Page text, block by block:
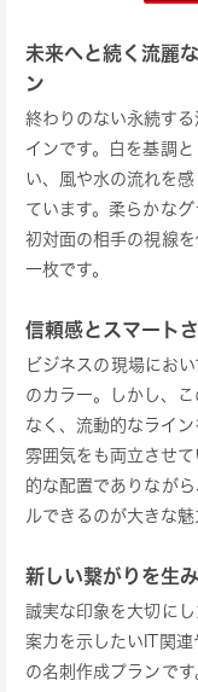
未来へと続く流麗
ン
終わりのない永続す
インです。白を基調
い、風や水の流れを
ています。柔らかな
初対面の相手の視線
一枚です。
信頼感とスマート
ビジネスの現場にお
のカラー。しかし、
なく、流動的なライ
雰囲気をも両立させ
的な配置でありなが
ルできるのが大きな魅
新しい繋がりを生
誠実な印象を大切に
案力を示したいIT関
の名刺作成プランで